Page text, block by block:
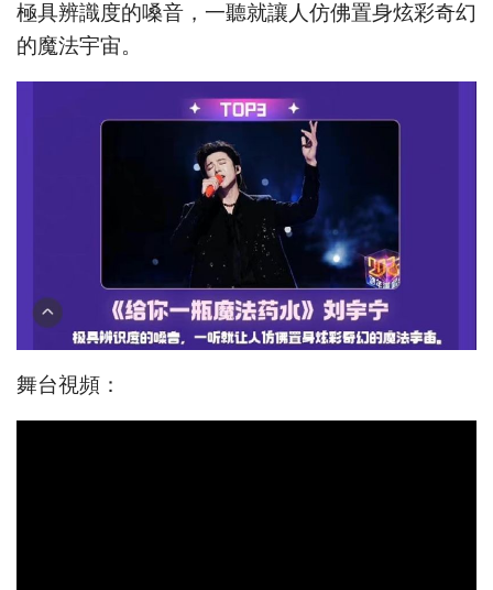
極具辨識度的嗓音，一聽就讓人仿佛置身炫彩奇幻
的魔法宇宙。
舞台視頻：